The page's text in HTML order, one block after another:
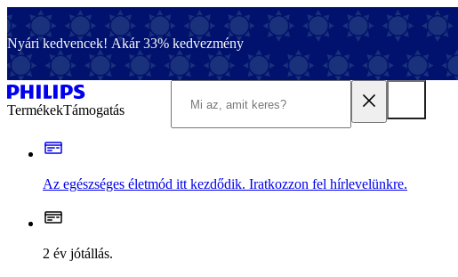
Nyári kedvencek! Akár 33% kedvezmény
TermékekTámogatás
Az egészséges életmód itt kezdődik. Iratkozzon fel hírlevelünkre.
2 év jótállás.